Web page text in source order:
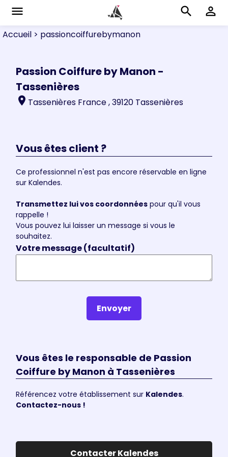
menu search perm_identity
Accueil > passioncoiffurebymanon
Passion Coiffure by Manon -
Tassenières
location_on Tassenières France , 39120 Tassenières
Vous êtes client ?
Ce professionnel n'est pas encore réservable en ligne
sur Kalendes.
Transmettez lui vos coordonnées pour qu'il vous
rappelle !
Vous pouvez lui laisser un message si vous le
souhaitez.
Votre message (facultatif)
Envoyer
Vous êtes le responsable de Passion
Coiffure by Manon à Tassenières
Référencez votre établissement sur Kalendes.
Contactez-nous !
Contacter Kalendes